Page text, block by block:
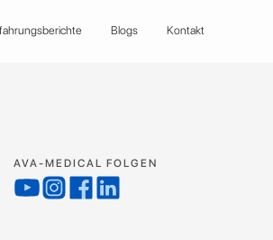
Blogs Kontakt
AVA-MEDICAL FOLGEN